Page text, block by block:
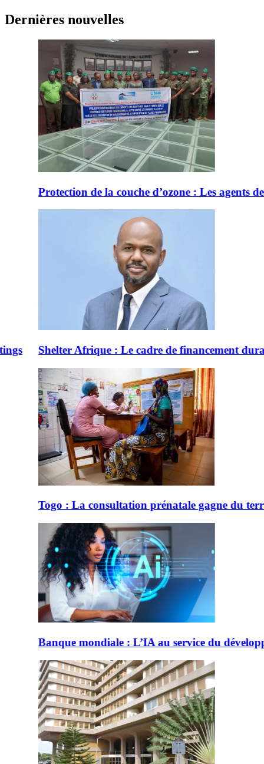
Skip
to
Dernières nouvelles
: Les agents des eaux et forêts en formation
de financement durable validé par S&P Global
gagne du terrain en milieu rural
au service du développement au Togo